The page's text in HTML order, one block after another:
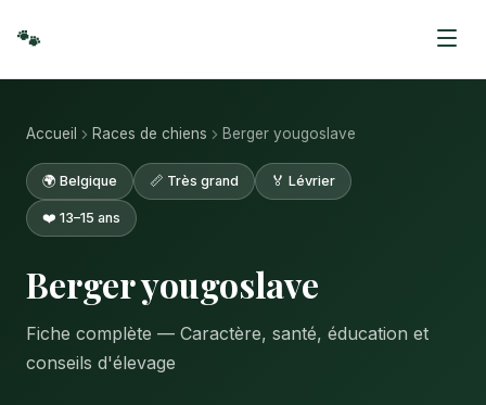
🐾
Accueil Races de chiens Berger yougoslave
🌍 Belgique 📏 Très grand 🏅 Lévrier
❤️ 13–15 ans
Berger yougoslave
Fiche complète — Caractère, santé, éducation et
conseils d'élevage